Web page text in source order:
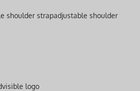
shoulder strapadjustable shoulder
visible logo